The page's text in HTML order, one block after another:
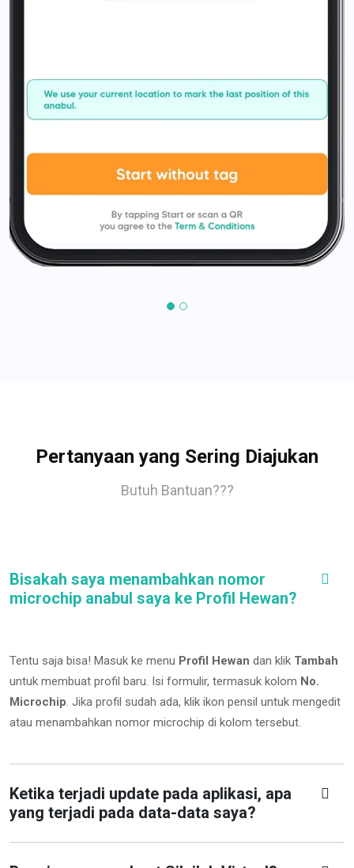
Pertanyaan yang Sering Diajukan
Butuh Bantuan???
Bisakah saya menambahkan nomor
microchip anabul saya ke Profil Hewan?
Tentu saja bisa! Masuk ke menu Profil Hewan dan klik Tambah
untuk membuat profil baru. Isi formulir, termasuk kolom No.
Microchip. Jika profil sudah ada, klik ikon pensil untuk mengedit
atau menambahkan nomor microchip di kolom tersebut.
Ketika terjadi update pada aplikasi, apa
yang terjadi pada data-data saya?